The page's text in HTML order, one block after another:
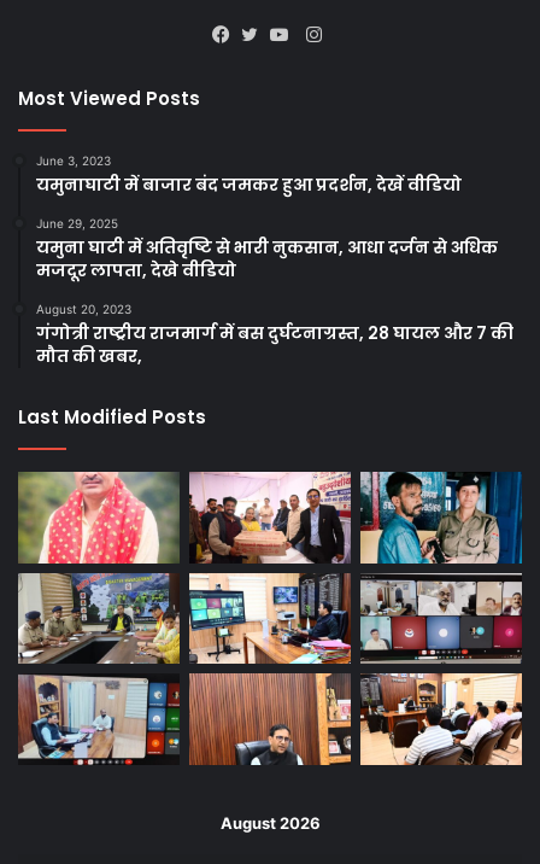
Instagram
Most Viewed Posts
June 3, 2023
यमुनाघाटी में बाजार बंद जमकर हुआ प्रदर्शन, देखें वीडियो
June 29, 2025
यमुना घाटी में अतिवृष्टि से भारी नुकसान, आधा दर्जन से अधिक
मजदूर लापता, देखे वीडियो
August 20, 2023
गंगोत्री राष्ट्रीय राजमार्ग में बस दुर्घटनाग्रस्त, 28 घायल और 7 की
मौत की खबर,
Last Modified Posts
August 2026